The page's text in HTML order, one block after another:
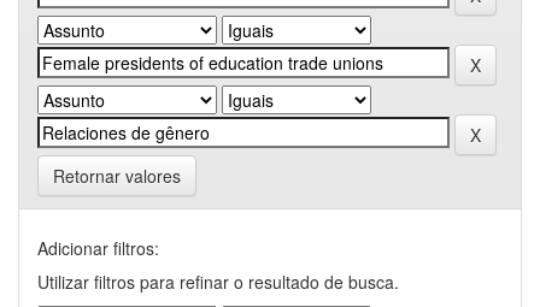
Retornar valores
Adicionar filtros:
Utilizar filtros para refinar o resultado de busca.